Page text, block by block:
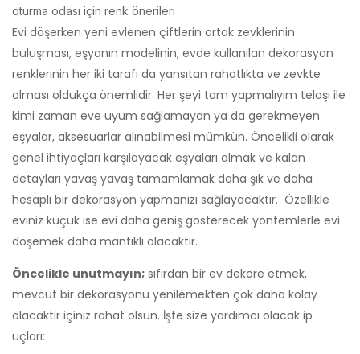
oturma odası için renk önerileri
Evi döşerken yeni evlenen çiftlerin ortak zevklerinin
buluşması, eşyanın modelinin, evde kullanılan dekorasyon
renklerinin her iki tarafı da yansıtan rahatlıkta ve zevkte
olması oldukça önemlidir. Her şeyi tam yapmalıyım telaşı ile
kimi zaman eve uyum sağlamayan ya da gerekmeyen
eşyalar, aksesuarlar alınabilmesi mümkün. Öncelikli olarak
genel ihtiyaçları karşılayacak eşyaları almak ve kalan
detayları yavaş yavaş tamamlamak daha şık ve daha
hesaplı bir dekorasyon yapmanızı sağlayacaktır. Özellikle
eviniz küçük ise evi daha geniş gösterecek yöntemlerle evi
döşemek daha mantıklı olacaktır.
Öncelikle unutmayın; sıfırdan bir ev dekore etmek,
mevcut bir dekorasyonu yenilemekten çok daha kolay
olacaktır içiniz rahat olsun. İşte size yardımcı olacak ip
uçları: